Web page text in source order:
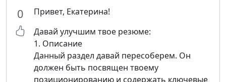
0
Привет, Екатерина!
Давай улучшим твое резюме:
1. Описание
Данный раздел давай пересоберем. Он
должен быть посвящен твоему
позиционированию и содержать ключевые